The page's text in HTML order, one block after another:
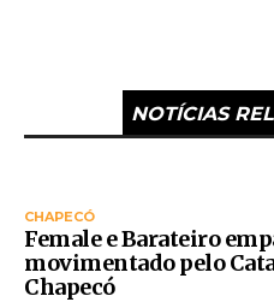
NOTÍCIAS
CHAPECÓ
Female e Barateiro
movimentado pelo
Chapecó